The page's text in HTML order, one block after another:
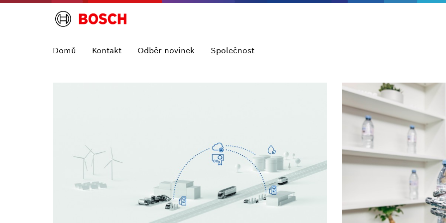
Domů Kontakt Odběr novinek Společnost